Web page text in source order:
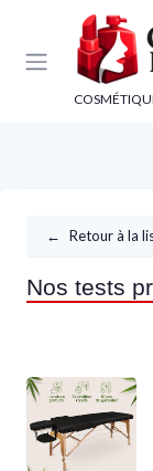
← Retour à la
Nos tests
Panneau de gestion